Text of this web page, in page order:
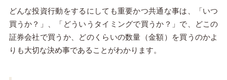
どんな投資行動をするにしても重要かつ共通な事は、「いつ
買うか？」、「どういうタイミングで買うか？」で、どこの
証券会社で買うか、どのくらいの数量（金額）を買うのかよ
りも大切な決め事であることがわかります。